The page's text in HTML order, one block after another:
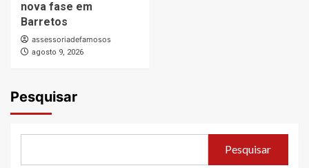
nova fase em
Barretos
assessoriadefamosos
agosto 9, 2026
Pesquisar
Pesquisar